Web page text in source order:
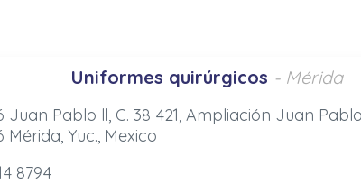
Uniformes quirúrgicos - Mérida
Juan Pablo ll, C. 38 421, Ampliación Juan
Mérida, Yuc., Mexico
8794